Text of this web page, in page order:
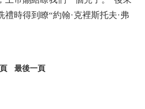
禮時得到瞭“約翰·克裡斯托夫·弗
最後一頁